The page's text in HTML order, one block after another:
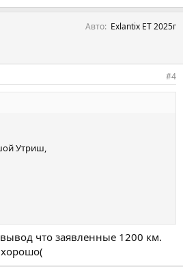
Авто Exlantix ET 2025г
#4
Утриш,
что заявленные 1200 км.
хорошо(